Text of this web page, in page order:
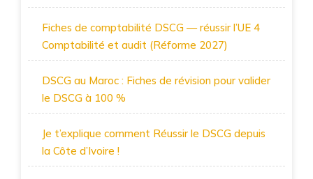
Fiches de comptabilité DSCG — réussir l’UE 4
Comptabilité et audit (Réforme 2027)
DSCG au Maroc : Fiches de révision pour valider
le DSCG à 100 %
Je t’explique comment Réussir le DSCG depuis
la Côte d’Ivoire !